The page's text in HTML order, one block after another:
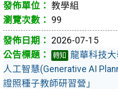
教學組
99
2026-07-15
轉知
龍華科技
人工智慧(Generative AI
證照種子教師研習營」